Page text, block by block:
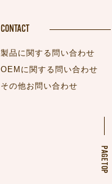
CONTACT
製品に関する問い合わせ
OEMに関する問い合わせ
その他お問い合わせ
PAGETOP